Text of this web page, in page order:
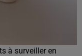
à surveiller en